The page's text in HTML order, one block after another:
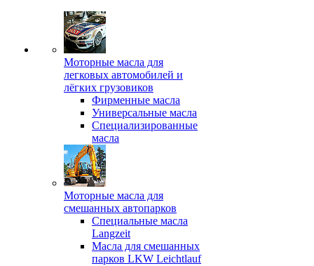
Моторные масла для
легковых автомобилей и
лёгких грузовиков
Фирменные масла
Универсальные масла
Специализированные
масла
Моторные масла для
смешанных автопарков
Специальные масла
Langzeit
Масла для смешанных
парков LKW Leichtlauf